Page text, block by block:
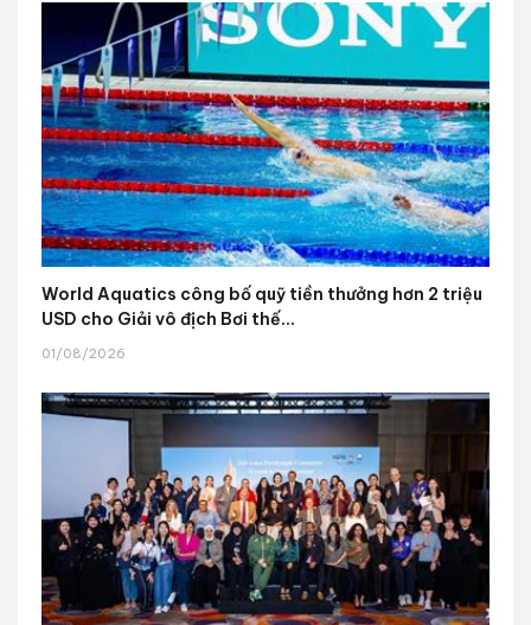
World Aquatics công bố quỹ tiền thưởng hơn 2 triệu
USD cho Giải vô địch Bơi thế...
01/08/2026